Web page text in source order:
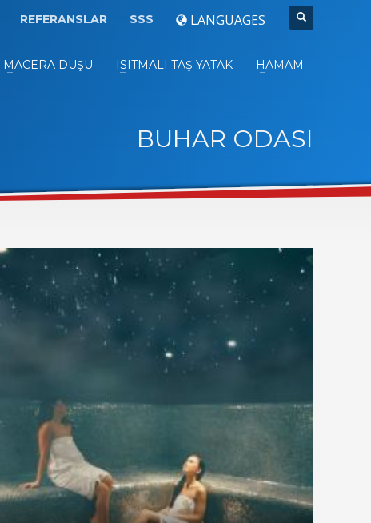
REFERANSLAR SSS LANGUAGES
MACERA DUŞU ISITMALI TAŞ YATAK HAMAM
BUHAR ODASI